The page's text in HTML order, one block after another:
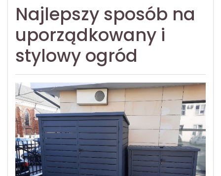
Najlepszy sposób na
uporządkowany i
stylowy ogród